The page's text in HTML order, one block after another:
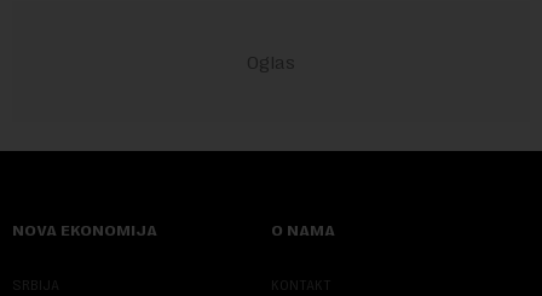
NOVA EKONOMIJA
SRBIJA
O NAMA
KONTAKT